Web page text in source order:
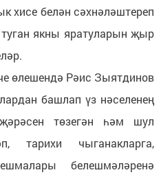
хисе белән сәхнәләштереп
якны яратуларын җыр
өлешендә Рәис Зыятдинов
башлап үз нәселенең
төзегән һәм шул
тарихи чыганакларга,
белешмәләренә